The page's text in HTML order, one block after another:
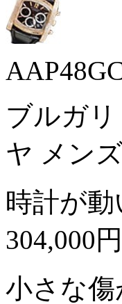
ブルガ
ヤ メン
時計が
304,000円
小さな